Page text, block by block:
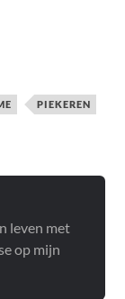
PIEKEREN
leven met
op mijn